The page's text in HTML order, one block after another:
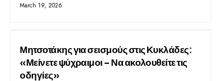
March 19, 2026
Μητσοτάκης για σεισμούς στις Κυκλάδες:
«Μείνετε ψύχραιμοι – Να ακολουθείτε τις
οδηγίες»